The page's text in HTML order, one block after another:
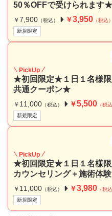
50％OFFで受けられます★
￥ 7,900 （税込） ￥3,950 （税込）
新規限定
PickUp
★初回限定★１日１名様
共通クーポン★
￥ 11,000 （税込） ￥5,500 （税込
新規限定
PickUp
★初回限定★１日１名様
カウンセリング＋施術体験
￥ 11,000 （税込） ￥3,980 （税込
新規限定